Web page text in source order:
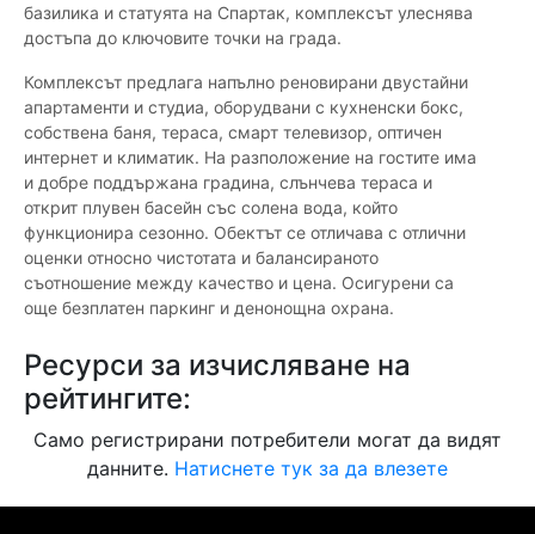
базилика и статуята на Спартак, комплексът улеснява
достъпа до ключовите точки на града.
Комплексът предлага напълно реновирани двустайни
апартаменти и студиа, оборудвани с кухненски бокс,
собствена баня, тераса, смарт телевизор, оптичен
интернет и климатик. На разположение на гостите има
и добре поддържана градина, слънчева тераса и
открит плувен басейн със солена вода, който
функционира сезонно. Обектът се отличава с отлични
оценки относно чистотата и балансираното
съотношение между качество и цена. Осигурени са
още безплатен паркинг и денонощна охрана.
Ресурси за изчисляване на
рейтингите:
Само регистрирани потребители могат да видят
данните. Натиснете тук за да влезете